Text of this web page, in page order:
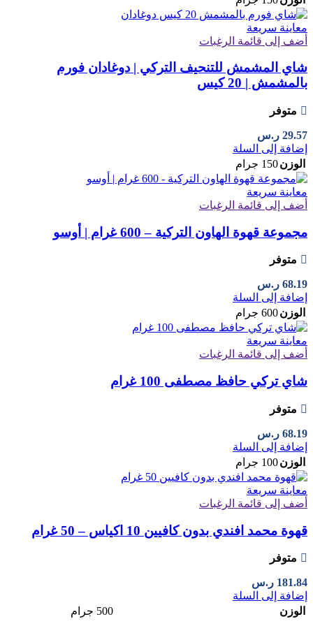
معاينة سريعة
أضف إلى قائمة الرغبات
شاي المشمش للتنحيف التركي | دوغادان فورم
بالمشمش | 20 كيس
متوفر
29.57 ر.س
إضافة إلى السلة
الوزن150 جرام
معاينة سريعة
أضف إلى قائمة الرغبات
مجموعة قهوة الهاون التركية – 600 غرام | أوسو
متوفر
68.19 ر.س
إضافة إلى السلة
الوزن600 جرام
معاينة سريعة
أضف إلى قائمة الرغبات
شاي تركي حافظ مصطفى 100 غرام
متوفر
68.19 ر.س
إضافة إلى السلة
الوزن100 جرام
معاينة سريعة
أضف إلى قائمة الرغبات
قهوة محمد افندي بدون كافيين 10 اكياس – 50 غرام
متوفر
181.84 ر.س
إضافة إلى السلة
الوزن
500 جرام